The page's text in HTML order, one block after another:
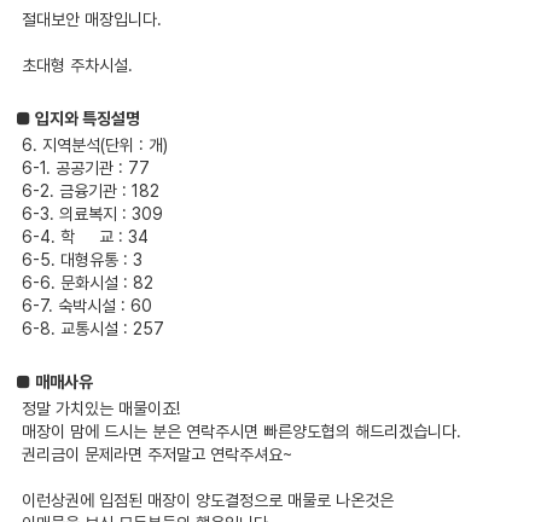
절대보안 매장입니다.
초대형 주차시설.
■ 입지와 특징설명
6. 지역분석(단위 : 개)
6-1. 공공기관 : 77
6-2. 금융기관 : 182
6-3. 의료복지 : 309
6-4. 학 교 : 34
6-5. 대형유통 : 3
6-6. 문화시설 : 82
6-7. 숙박시설 : 60
6-8. 교통시설 : 257
■ 매매사유
정말 가치있는 매물이죠!
매장이 맘에 드시는 분은 연락주시면 빠른양도협의 해드리겠습니다.
권리금이 문제라면 주저말고 연락주셔요~
이런상권에 입점된 매장이 양도결정으로 매물로 나온것은